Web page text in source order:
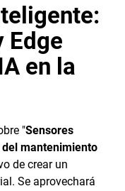
Edge
en la
"Sensores
mantenimiento
de crear un
Se aprovechará